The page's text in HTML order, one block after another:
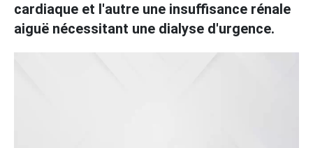
cardiaque et l'autre une insuffisance rénale
aiguë nécessitant une dialyse d'urgence.